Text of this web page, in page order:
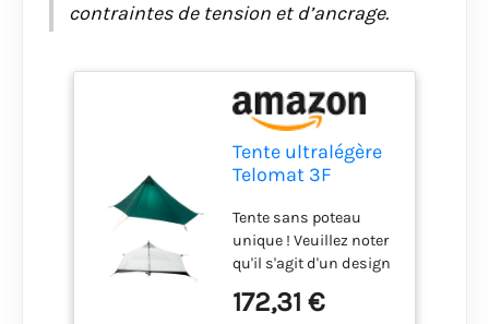
Taille de rangement :
design ultra léger sont
les plus grands
avantages d'une tente
pour une seule
s'adapter à chaque
voyage que vous
souhaitez explorer et
monde ! Installation
contraintes de tension et d’ancrage.
Tente ultralégère
Telomat 3F
saisons, tente de
randonnée
portable pour 1
personne, tente
double couche
Tente sans poteau
unique ! Veuillez noter
qu'il s'agit d'un design
donc des bâtons de
172,31 €